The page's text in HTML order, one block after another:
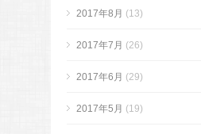
2017年8月 (13)
2017年7月 (26)
2017年6月 (29)
2017年5月 (19)